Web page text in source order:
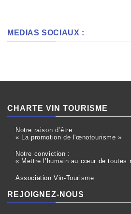
MEDIAS SOCIAUX :
CHARTE VIN TOURISME
Notre raison d’être :
« La promotion de l'œnotourisme »
Notre conviction :
« Mettre l’humain au cœur de toutes
Association Vin-Tourisme
REJOIGNEZ-NOUS